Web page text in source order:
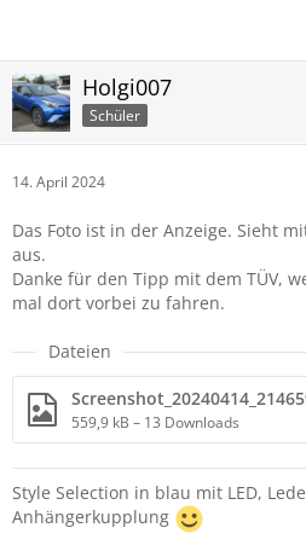
Holgi007
Schüler
14. April 2024
Das Foto ist in der Anzeige. Sieht
aus.
Danke für den Tipp mit dem TÜV,
mal dort vorbei zu fahren.
Dateien
559,9 kB – 13 Downloads
Style Selection in blau mit LED,
Anhängerkupplung